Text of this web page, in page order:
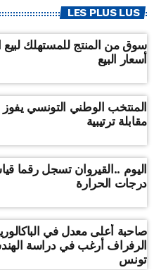
LES PLUS LUS
سوق من المنتج للمستهلك
أسعار البيع
المنتخب الوطني التونسي
مقابلة ترتيبية
اليوم ..القيروان تسجل رقما
درجات الحرارة
صاحبة أعلى معدل في
الرفراف أرغب في دراسة
تونس